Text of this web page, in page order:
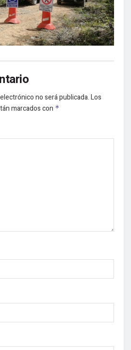
no será publicada.Los
marcados con *